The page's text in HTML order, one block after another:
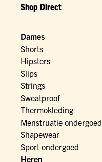
Shop Direct
Dames
Shorts
Hipsters
Slips
Strings
Sweatproof
Thermokleding
Menstruatie ondergoed
Shapewear
Sport ondergoed
Heren